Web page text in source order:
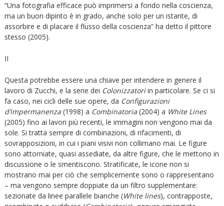
“Una fotografia efficace può imprimersi a fondo nella coscienza,
ma un buon dipinto è in grado, anche solo per un istante, di
assorbire e di placare il flusso della coscienza” ha detto il pittore
stesso (2005).
II
Questa potrebbe essere una chiave per intendere in genere il
lavoro di Zucchi, e la serie dei Colonizzatoriin particolare. Se ci si
fa caso, nei cicli delle sue opere, da Configurazioni
d’impermanenza(1998) a Combinatoria(2004) a White Lines
(2005) fino ai lavori più recenti, le immagini non vengono mai da
sole. Si tratta sempre di combinazioni, di rifacimenti, di
sovrapposizioni, in cui i piani visivi non collimano mai. Le figure
sono attorniate, quasi assediate, da altre figure, che le mettono in
discussione o le smentiscono. Stratificate, le icone non si
mostrano mai per ciò che semplicemente sono o rappresentano
– ma vengono sempre doppiate da un filtro supplementare:
sezionate da linee parallele bianche (White lines), contrapposte,